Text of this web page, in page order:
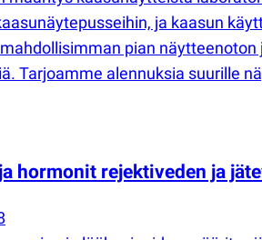
ja kaasun
pian
Tarjoamme alennuksia suurille
hormonit rejektiveden ja